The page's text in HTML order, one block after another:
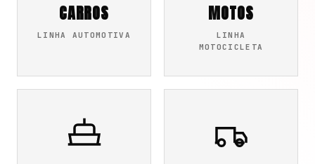
CARROS
LINHA AUTOMOTIVA
MOTOS
LINHA
MOTOCICLETA